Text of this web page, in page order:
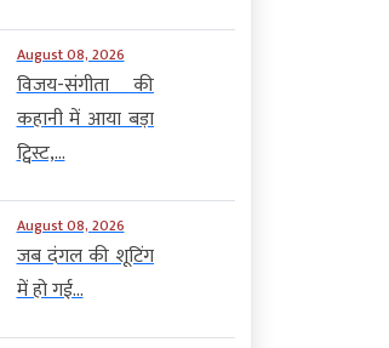
August 08, 2026
विजय-संगीता की
कहानी में आया बड़ा
ट्विस्ट,...
August 08, 2026
जब दंगल की शूटिंग
में हो गई...